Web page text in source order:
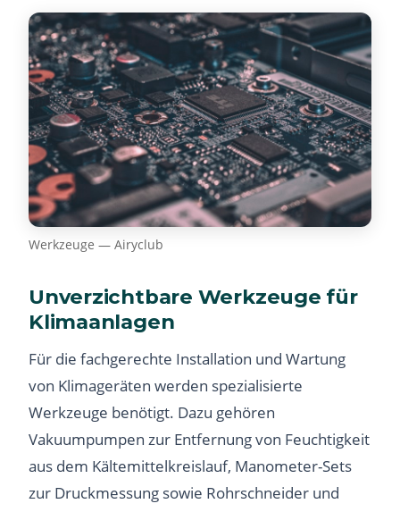
Werkzeuge — Airyclub
Unverzichtbare Werkzeuge für
Klimaanlagen
Für die fachgerechte Installation und Wartung
von Klimageräten werden spezialisierte
Werkzeuge benötigt. Dazu gehören
Vakuumpumpen zur Entfernung von Feuchtigkeit
aus dem Kältemittelkreislauf, Manometer-Sets
zur Druckmessung sowie Rohrschneider und